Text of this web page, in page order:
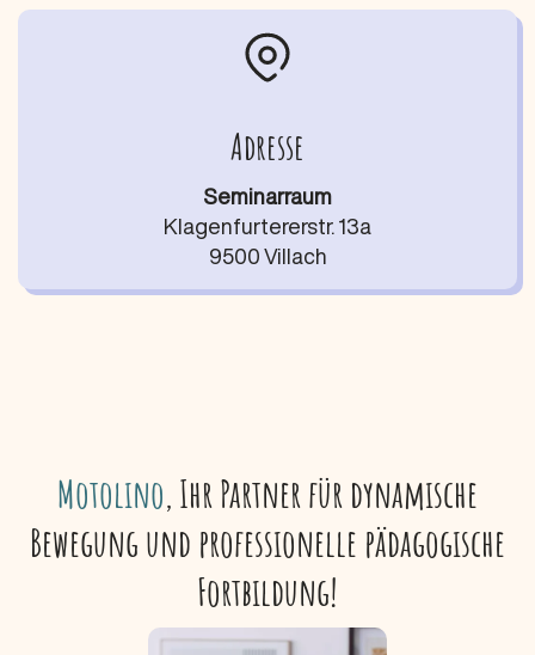
Adresse
Seminarraum
Klagenfurtererstr. 13a
9500 Villach
Motolino, Ihr Partner für dynamische
Bewegung und professionelle pädagogische
Fortbildung!